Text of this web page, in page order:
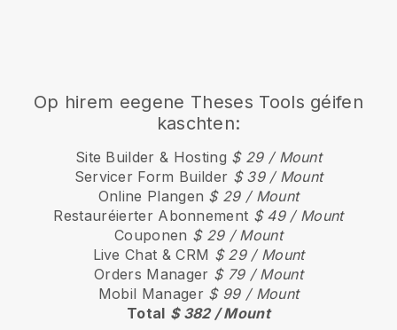
Op hirem eegene Theses Tools géifen
kaschten:
Site Builder & Hosting $ 29 / Mount
Servicer Form Builder $ 39 / Mount
Online Plangen $ 29 / Mount
Restauréierter Abonnement $ 49 / Mount
Couponen $ 29 / Mount
Live Chat & CRM $ 29 / Mount
Orders Manager $ 79 / Mount
Mobil Manager $ 99 / Mount
Total $ 382 / Mount